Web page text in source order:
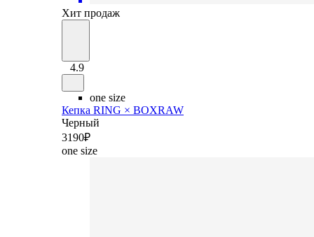
Хит продаж
4.9
one size
Кепка RING × BOXRAW
Черный
3190₽
one size